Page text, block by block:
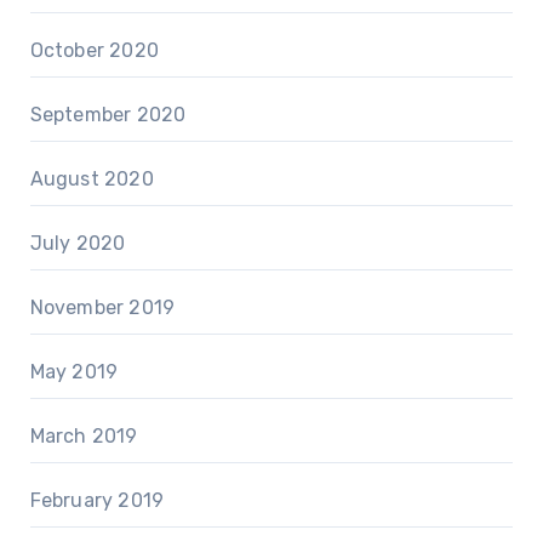
October 2020
September 2020
August 2020
July 2020
November 2019
May 2019
March 2019
February 2019